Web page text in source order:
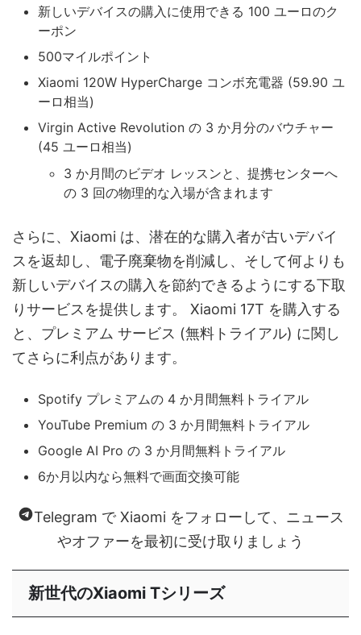
新しいデバイスの購入に使用できる 100 ユーロのク
ーポン
500マイルポイント
Xiaomi 120W HyperCharge コンボ充電器 (59.90 ユ
ーロ相当)
Virgin Active Revolution の 3 か月分のバウチャー
(45 ユーロ相当)
3 か月間のビデオ レッスンと、提携センターへ
の 3 回の物理的な入場が含まれます
さらに、Xiaomi は、潜在的な購入者が古いデバイ
スを返却し、電子廃棄物を削減し、そして何よりも
新しいデバイスの購入を節約できるようにする下取
りサービスを提供します。 Xiaomi 17T を購入する
と、プレミアム サービス (無料トライアル) に関し
てさらに利点があります。
Spotify プレミアムの 4 か月間無料トライアル
YouTube Premium の 3 か月間無料トライアル
Google AI Pro の 3 か月間無料トライアル
6か月以内なら無料で画面交換可能
Telegram で Xiaomi をフォローして、ニュース
やオファーを最初に受け取りましょう
新世代のXiaomi Tシリーズ